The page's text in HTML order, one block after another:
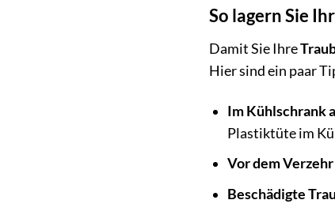
So lagern Sie
Damit Sie Ihre
Hier sind ein paar
Im Kühlschrank
Plastiktüte im
Vor dem Verzehr
Beschädigte